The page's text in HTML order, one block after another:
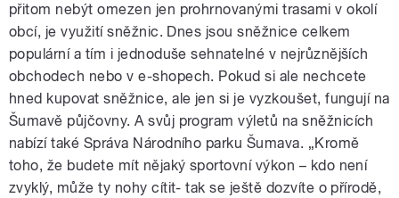
přitom nebýt omezen jen prohrnovanými trasami v okolí
obcí, je využití sněžnic. Dnes jsou sněžnice celkem
populární a tím i jednoduše sehnatelné v nejrůznějších
obchodech nebo v e-shopech. Pokud si ale nechcete
hned kupovat sněžnice, ale jen si je vyzkoušet, fungují na
Šumavě půjčovny. A svůj program výletů na sněžnicích
nabízí také Správa Národního parku Šumava. „Kromě
toho, že budete mít nějaký sportovní výkon – kdo není
zvyklý, může ty nohy cítit- tak se ještě dozvíte o přírodě,